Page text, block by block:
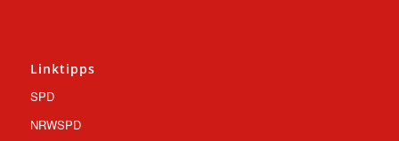
Linktipps
SPD
NRWSPD